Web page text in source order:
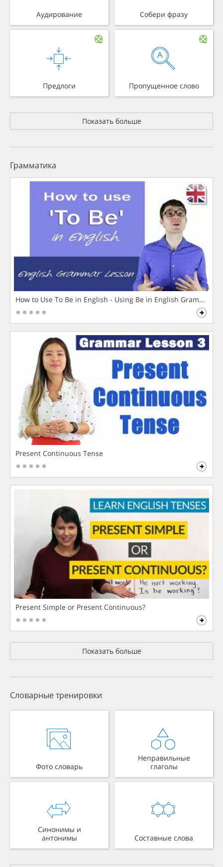
Аудирование Собери фразу
Предлоги Пропущенное слово
Показать больше
Грамматика
How to Use To Be in English - Using Be in English Grammar
Present Continuous Tense
Present Simple or Present Continuous?
Показать больше
Словарные тренировки
Фото словарь
Неправильные
глаголы
Синонимы и
антонимы
Составные слова